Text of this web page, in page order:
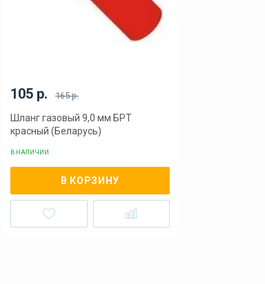
105 р. 165 р.
Шланг газовый 9,0 мм БРТ
красный (Беларусь)
В НАЛИЧИИ
В КОРЗИНУ